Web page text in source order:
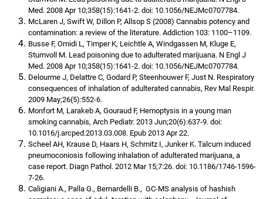
Med. 2008 Apr 10;358(15):1641-2. doi: 10.1056/NEJMc0707784.
McLaren J, Swift W, Dillon P, Allsop S (2008) Cannabis potency and
contamination: a review of the literature. Addiction 103: 1100–1109.
Busse F, Omidi L, Timper K, Leichtle A, Windgassen M, Kluge E,
Stumvoll M. Lead poisoning due to adulterated marijuana. N Engl J
Med. 2008 Apr 10;358(15):1641-2. doi: 10.1056/NEJMc0707784.
Delourme J, Delattre C, Godard P, Steenhouwer F, Just N. Respiratory
consequences of inhalation of adulterated cannabis, Rev Mal Respir.
2009 May;26(5):552-6.
Monfort M, Larakeb A, Gouraud F, Hemoptysis in a young man
smoking cannabis, Arch Pediatr. 2013 Jun;20(6):637-9. doi:
10.1016/j.arcped.2013.03.008. Epub 2013 Apr 22.
Scheel AH, Krause D, Haars H, Schmitz I, Junker K. Talcum induced
pneumoconiosis following inhalation of adulterated marijuana, a
case report. Diagn Pathol. 2012 Mar 15;7:26. doi: 10.1186/1746-1596-
7-26.
Caligiani A., Palla G., Bernardelli B., GC-MS analysis of hashish